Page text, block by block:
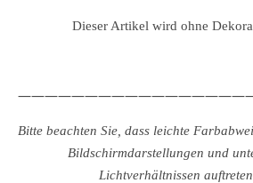
Dieser Artikel wird ohne
Bitte beachten Sie, dass leichte
Bildschirmdarstellungen und
Lichtverhältnissen